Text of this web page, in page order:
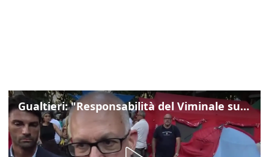
Gualtieri: "Responsabilità del Viminale su Spin Time? La posizione dei partiti è nota"